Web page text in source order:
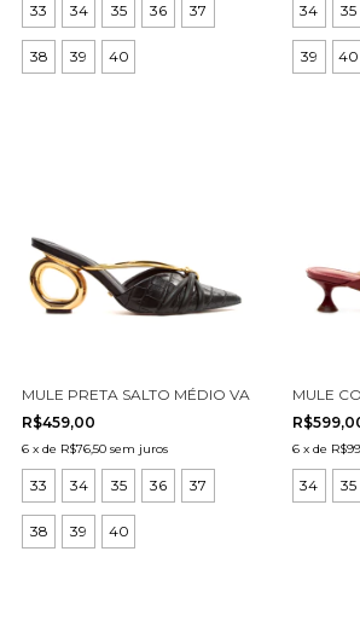
33 34 35 36 37
38 39 40
34 35
39 40
MULE PRETA SALTO MÉDIO VAZADO
R$459,00
6 x de R$76,50 sem juros
33 34 35 36 37
38 39 40
MULE
6 x de
34 35